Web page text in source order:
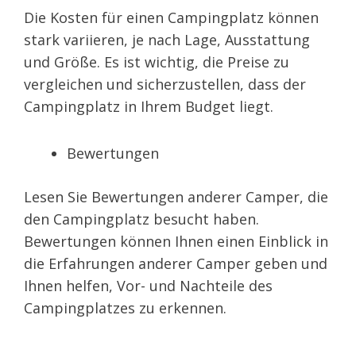
Die Kosten für einen Campingplatz können
stark variieren, je nach Lage, Ausstattung
und Größe. Es ist wichtig, die Preise zu
vergleichen und sicherzustellen, dass der
Campingplatz in Ihrem Budget liegt.
Bewertungen
Lesen Sie Bewertungen anderer Camper, die
den Campingplatz besucht haben.
Bewertungen können Ihnen einen Einblick in
die Erfahrungen anderer Camper geben und
Ihnen helfen, Vor- und Nachteile des
Campingplatzes zu erkennen.